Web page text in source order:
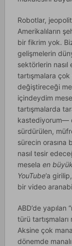
Robotlar,
Amerikalıların
bir fikrim yok.
gelişmelerin
sektörlerin
tartışmalara
değiştireceği
içindeydim
tartışmalarda
kastediyorum—
sürdürülen,
sürecin orasına
nasıl tesir
mesela en
YouTube’a
bir video
ABD’de
türü tartışmaları
Aksine çok
dönemde